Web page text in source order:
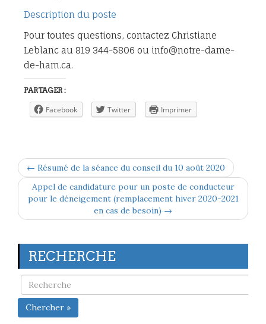
Description du poste
Pour toutes questions, contactez Christiane
Leblanc au 819 344-5806 ou info@notre-dame-
de-ham.ca.
PARTAGER :
Facebook Twitter Imprimer
← Résumé de la séance du conseil du 10 août 2020
Appel de candidature pour un poste de conducteur
pour le déneigement (remplacement hiver 2020-2021
en cas de besoin) →
RECHERCHE
Chercher »